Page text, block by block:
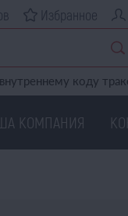
Избранное
коду
КОМПАНИЯ